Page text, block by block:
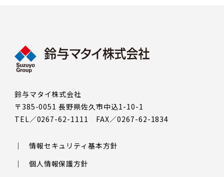
鈴与マタイ株式会社
〒385-0051 長野県佐久市中込1-10-1
TEL／0267-62-1111 FAX／0267-62-1834
情報セキュリティ基本方針
個人情報保護方針